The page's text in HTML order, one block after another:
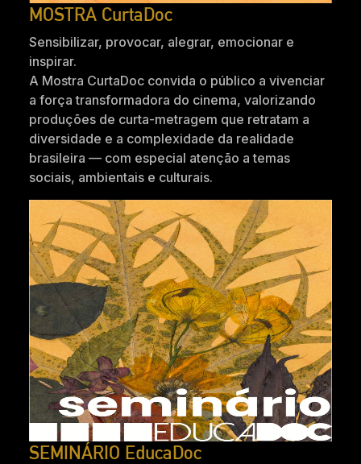
MOSTRA CurtaDoc
Sensibilizar, provocar, alegrar, emocionar e
inspirar.
A Mostra CurtaDoc convida o público a vivenciar
a força transformadora do cinema, valorizando
produções de curta-metragem que retratam a
diversidade e a complexidade da realidade
brasileira — com especial atenção a temas
sociais, ambientais e culturais.
SEMINÁRIO EducaDoc